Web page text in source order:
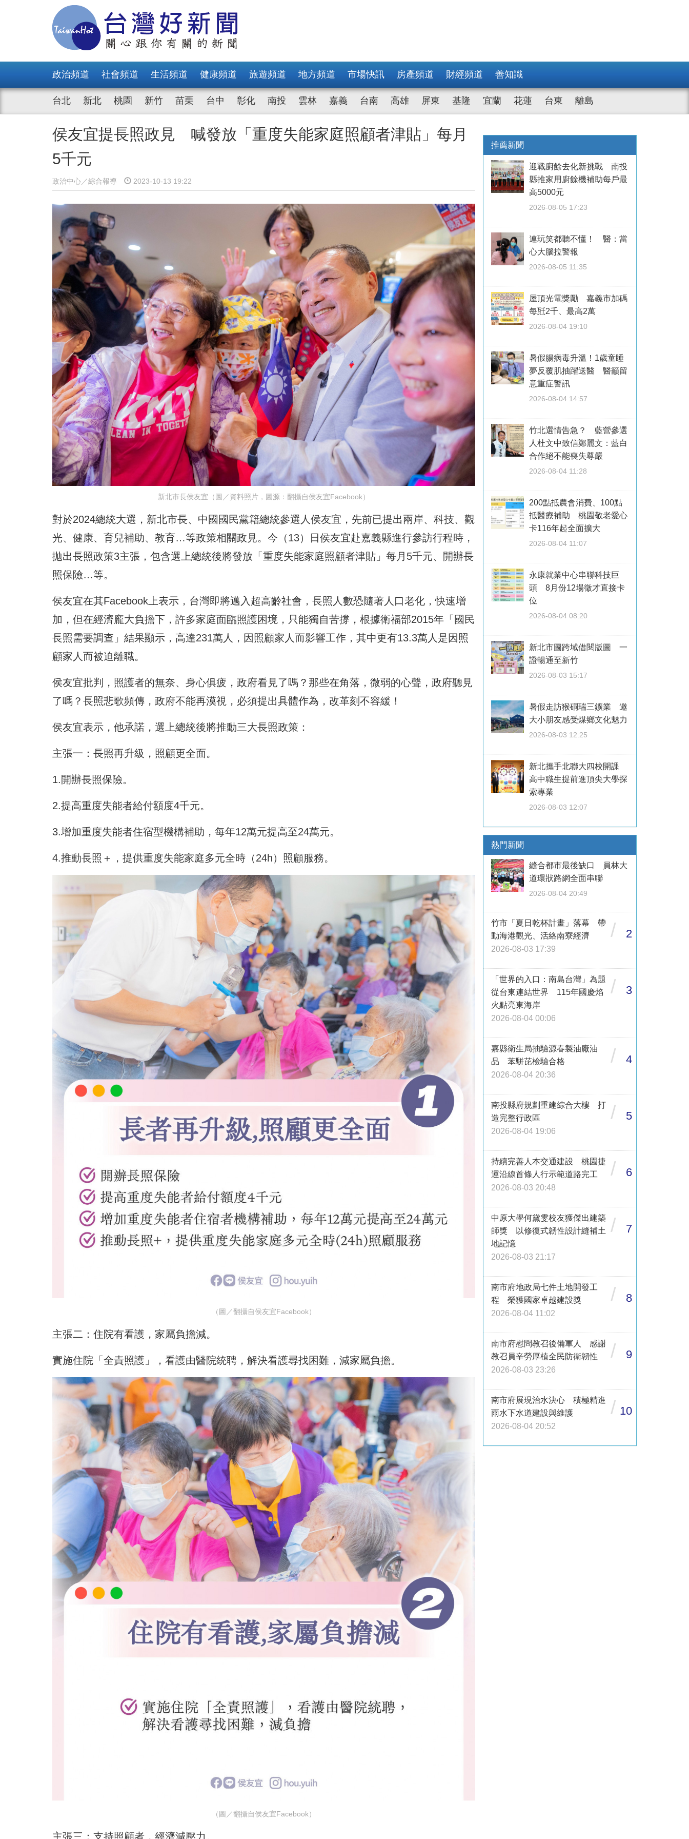
政治頻道 社會頻道 生活頻道 健康頻道 旅遊頻道 地方頻道 市場快訊 房產頻道 財經頻道 善知識
台北 新北 桃園 新竹 苗栗 台中 彰化 南投 雲林 嘉義 台南 高雄 屏東 基隆 宜蘭 花蓮 台東 離島
侯友宜提長照政見 喊發放「重度失能家庭照顧者津貼」每月
5千元
政治中心／綜合報導 2023-10-13 19:22
新北市長侯友宜（圖／資料照片，圖源：翻攝自侯友宜Facebook）
對於2024總統大選，新北市長、中國國民黨籍總統參選人侯友宜，先前已提出兩岸、科技、觀
光、健康、育兒補助、教育…等政策相關政見。今（13）日侯友宜赴嘉義縣進行參訪行程時，
拋出長照政策3主張，包含選上總統後將發放「重度失能家庭照顧者津貼」每月5千元、開辦長
照保險…等。
侯友宜在其Facebook上表示，台灣即將邁入超高齡社會，長照人數恐隨著人口老化，快速增
加，但在經濟龐大負擔下，許多家庭面臨照護困境，只能獨自苦撐，根據衛福部2015年「國民
長照需要調查」結果顯示，高達231萬人，因照顧家人而影響工作，其中更有13.3萬人是因照
顧家人而被迫離職。
侯友宜批判，照護者的無奈、身心俱疲，政府看見了嗎？那些在角落，微弱的心聲，政府聽見
了嗎？長照悲歌頻傳，政府不能再漠視，必須提出具體作為，改革刻不容緩！
侯友宜表示，他承諾，選上總統後將推動三大長照政策：
主張一：長照再升級，照顧更全面。
1.開辦長照保險。
2.提高重度失能者給付額度4千元。
3.增加重度失能者住宿型機構補助，每年12萬元提高至24萬元。
4.推動長照＋，提供重度失能家庭多元全時（24h）照顧服務。
（圖／翻攝自侯友宜Facebook）
主張二：住院有看護，家屬負擔減。
實施住院「全責照護」，看護由醫院統聘，解決看護尋找困難，減家屬負擔。
（圖／翻攝自侯友宜Facebook）
主張三：支持照顧者，經濟減壓力。
推薦新聞
迎戰廚餘去化新挑戰 南投
縣推家用廚餘機補助每戶最
高5000元
2026-08-05 17:23
連玩笑都聽不懂！ 醫：當
心大腦拉警報
2026-08-05 11:35
屋頂光電獎勵 嘉義市加碼
每瓩2千、最高2萬
2026-08-04 19:10
暑假腸病毒升溫！1歲童睡
夢反覆肌抽躍送醫 醫籲留
意重症警訊
2026-08-04 14:57
竹北選情告急？ 藍營參選
人杜文中致信鄭麗文：藍白
合作絕不能喪失尊嚴
2026-08-04 11:28
200點抵農會消費、100點
抵醫療補助 桃園敬老愛心
卡116年起全面擴大
2026-08-04 11:07
永康就業中心串聯科技巨
頭 8月份12場徵才直接卡
位
2026-08-04 08:20
新北市圖跨域借閱版圖 一
證暢通至新竹
2026-08-03 15:17
暑假走訪猴硐瑞三鑛業 邀
大小朋友感受煤鄉文化魅力
2026-08-03 12:25
新北攜手北聯大四校開課
高中職生提前進頂尖大學探
索專業
2026-08-03 12:07
熱門新聞
縫合都市最後缺口 員林大
道環狀路網全面串聯
2026-08-04 20:49
竹市「夏日乾杯計畫」落幕 帶
動海港觀光、活絡南寮經濟
2026-08-03 17:39
/ 2
「世界的入口：南島台灣」為題
從台東連結世界 115年國慶焰
火點亮東海岸
2026-08-04 00:06
/ 3
嘉縣衛生局抽驗源春製油廠油
品 苯駢芘檢驗合格
2026-08-04 20:36
/ 4
南投縣府規劃重建綜合大樓 打
造完整行政區
2026-08-04 19:06
/ 5
持續完善人本交通建設 桃園捷
運沿線首條人行示範道路完工
2026-08-03 20:48
/ 6
中原大學何黛雯校友獲傑出建築
師獎 以修復式韌性設計縫補土
地記憶
2026-08-03 21:17
/ 7
南市府地政局七件土地開發工
程 榮獲國家卓越建設獎
2026-08-04 11:02
/ 8
南市府慰問教召後備軍人 感謝
教召員辛勞厚植全民防衛韌性
2026-08-03 23:26
/ 9
南市府展現治水決心 積極精進
雨水下水道建設與維護
2026-08-04 20:52
/ 10